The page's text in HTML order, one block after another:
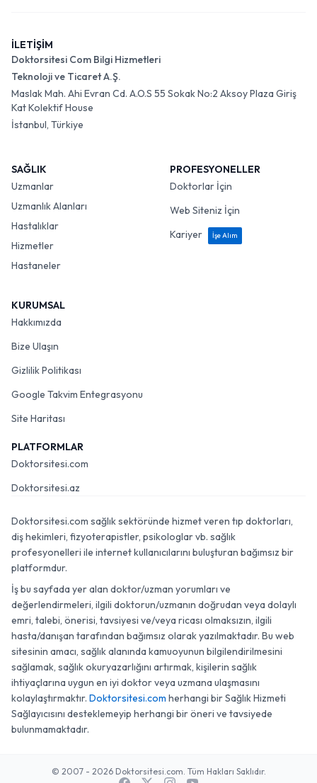
İLETİŞİM
Doktorsitesi Com Bilgi Hizmetleri
Teknoloji ve Ticaret A.Ş.
Maslak Mah. Ahi Evran Cd. A.O.S 55 Sokak No:2 Aksoy Plaza Giriş
Kat Kolektif House
İstanbul, Türkiye
SAĞLIK
Uzmanlar
Uzmanlık Alanları
Hastalıklar
Hizmetler
Hastaneler
PROFESYONELLER
Doktorlar İçin
Web Siteniz İçin
Kariyer
İşe Alım
KURUMSAL
Hakkımızda
Bize Ulaşın
Gizlilik Politikası
Google Takvim Entegrasyonu
Site Haritası
PLATFORMLAR
Doktorsitesi.com
Doktorsitesi.az
Doktorsitesi.com sağlık sektöründe hizmet veren tıp doktorları,
diş hekimleri, fizyoterapistler, psikologlar vb. sağlık
profesyonelleri ile internet kullanıcılarını buluşturan bağımsız bir
platformdur.
İş bu sayfada yer alan doktor/uzman yorumları ve
değerlendirmeleri, ilgili doktorun/uzmanın doğrudan veya dolaylı
emri, talebi, önerisi, tavsiyesi ve/veya ricası olmaksızın, ilgili
hasta/danışan tarafından bağımsız olarak yazılmaktadır. Bu web
sitesinin amacı, sağlık alanında kamuoyunun bilgilendirilmesini
sağlamak, sağlık okuryazarlığını artırmak, kişilerin sağlık
ihtiyaçlarına uygun en iyi doktor veya uzmana ulaşmasını
kolaylaştırmaktır. Doktorsitesi.com herhangi bir Sağlık Hizmeti
Sağlayıcısını desteklemeyip herhangi bir öneri ve tavsiyede
bulunmamaktadır.
© 2007 - 2026 Doktorsitesi.com. Tüm Hakları Saklıdır.